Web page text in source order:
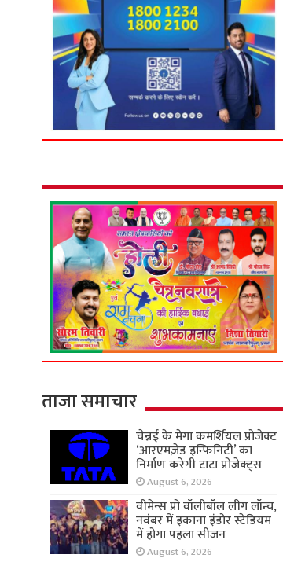
ताजा समाचार
चेन्नई के मेगा कमर्शियल प्रोजेक्ट
‘आरएमज़ेड इन्फिनिटी’ का
निर्माण करेगी टाटा प्रोजेक्ट्स
August 6, 2026
वीमेन्स प्रो वॉलीबॉल लीग लॉन्च,
नवंबर में इकाना इंडोर स्टेडियम
में होगा पहला सीजन
August 6, 2026